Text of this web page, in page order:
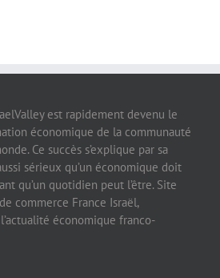
est rapidement devenu le
économique de la communauté
Ce succès s’explique par sa
sérieux qu’un économique doit
qu’un quotidien peut l’être. Site
commerce France Israël,
économique franco-